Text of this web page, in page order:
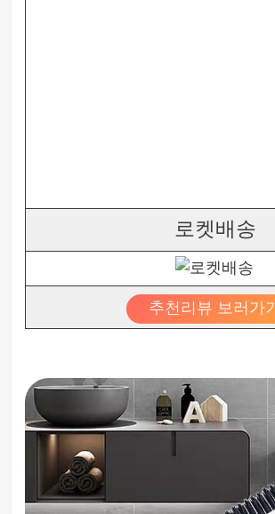
로켓배송
추천리뷰 보러가기